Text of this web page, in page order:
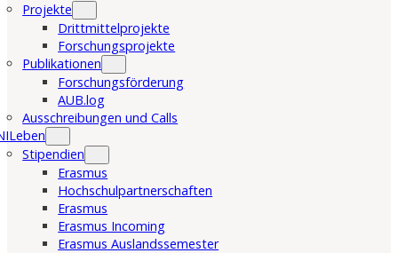
Projekte
Drittmittelprojekte
Forschungsprojekte
Publikationen
Forschungsförderung
AUB.log
Ausschreibungen und Calls
Stipendien
Erasmus
Hochschulpartnerschaften
Erasmus
Erasmus Incoming
Erasmus Auslandssemester